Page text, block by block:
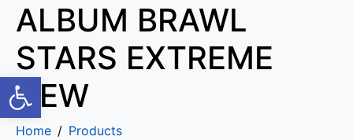
Ανοίξτε τη γραμμή εργαλείων
ALBUM BRAWL
STARS EXTREME
NEW
Home
Products